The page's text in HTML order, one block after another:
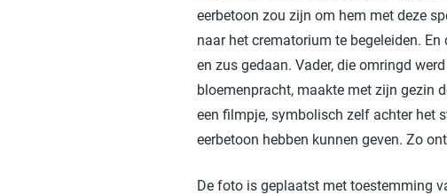
eerbetoon zou zijn om hem met deze
naar het crematorium te begeleiden.
en zus gedaan. Vader, die omringd
bloemenpracht, maakte met zijn gezin
een filmpje, symbolisch zelf achter het
eerbetoon hebben kunnen geven. Zo
De foto is geplaatst met toestemming